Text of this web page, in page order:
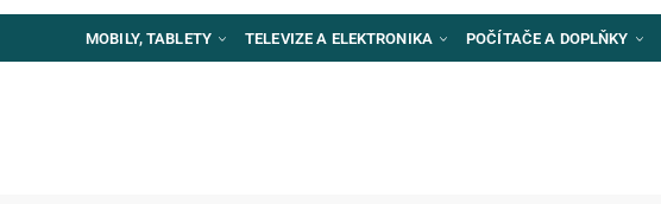
MOBILY, TABLETY TELEVIZE A ELEKTRONIKA POČÍTAČE A DOPLŇKY